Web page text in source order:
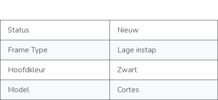
Status Nieuw
Frame Type Lage instap
Hoofdkleur Zwart
Model Cortes